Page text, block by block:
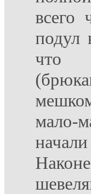
всего
подул
что
мало-
начали